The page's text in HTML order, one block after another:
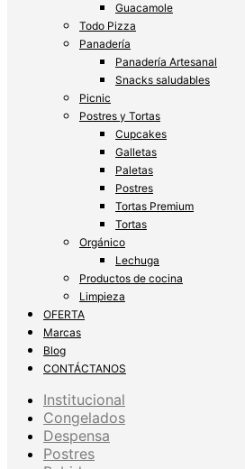
Guacamole
Todo Pizza
Panadería
Panadería Artesanal
Snacks saludables
Picnic
Postres y Tortas
Cupcakes
Galletas
Paletas
Postres
Tortas Premium
Tortas
Orgánico
Lechuga
Productos de cocina
Limpieza
OFERTA
Marcas
Blog
CONTÁCTANOS
Institucional
Congelados
Despensa
Postres